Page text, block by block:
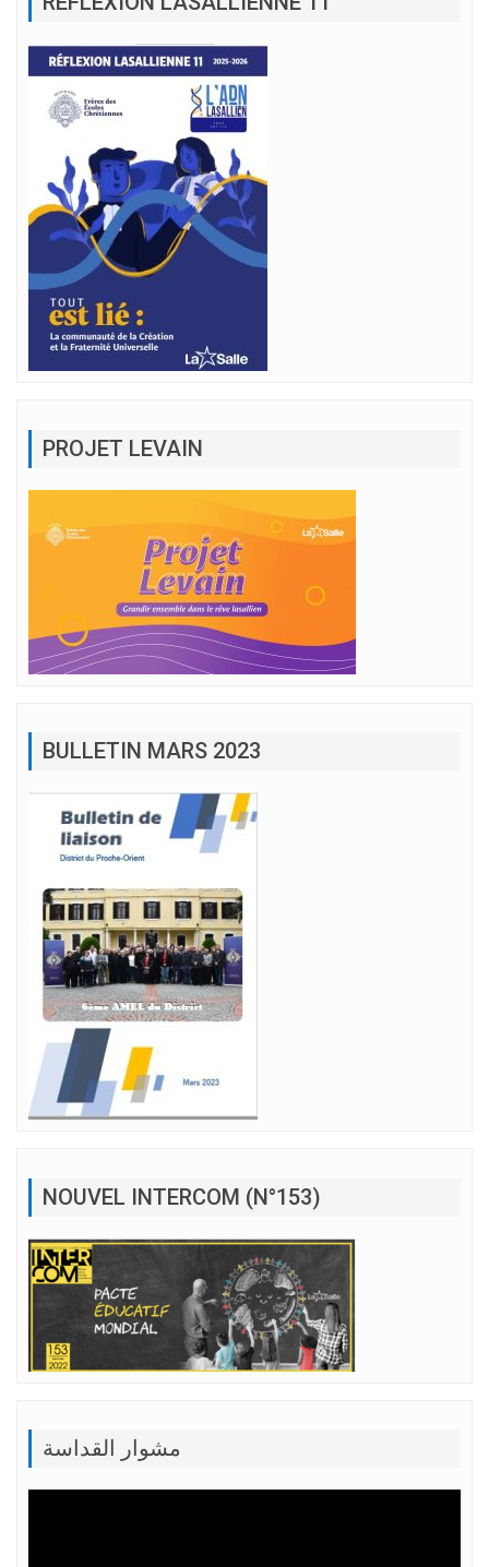
PROJET LEVAIN
BULLETIN MARS 2023
NOUVEL INTERCOM (N°153)
مشوار القداسة